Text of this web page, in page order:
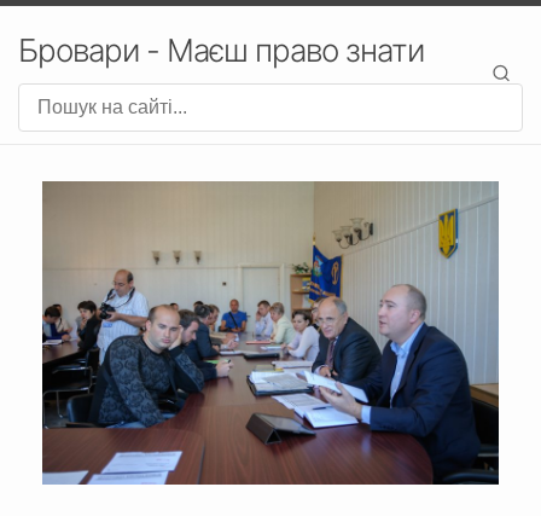
Бровари - Маєш право знати